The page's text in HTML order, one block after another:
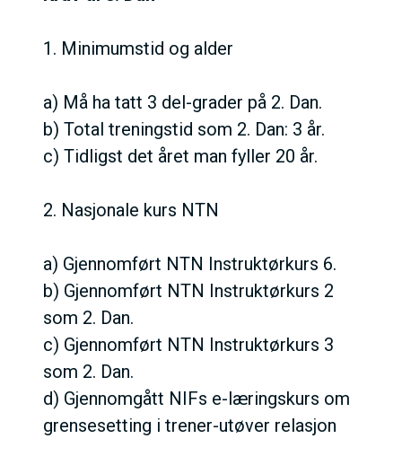
1. Minimumstid og alder
a) Må ha tatt 3 del-grader på 2. Dan.
b) Total treningstid som 2. Dan: 3 år.
c) Tidligst det året man fyller 20 år.
2. Nasjonale kurs NTN
a) Gjennomført NTN Instruktørkurs 6.
b) Gjennomført NTN Instruktørkurs 2
som 2. Dan.
c) Gjennomført NTN Instruktørkurs 3
som 2. Dan.
d) Gjennomgått NIFs e-læringskurs om
grensesetting i trener-utøver relasjon